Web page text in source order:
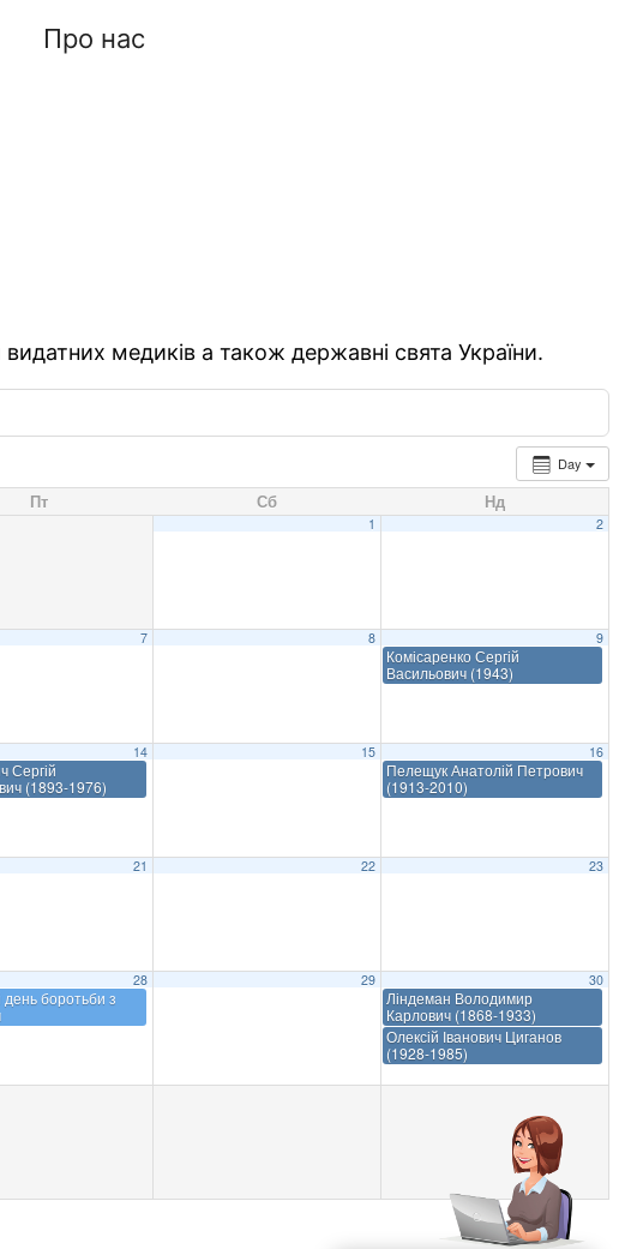
Про нас
медиків а також державні свята України.
Day
Пт Сб Нд
1 2
7 8 9
Комісаренко Сергій
Васильович (1943)
14
Сергій
(1893-1976)
15 16
Пелещук Анатолій Петрович
(1913-2010)
21 22 23
28
день боротьби з
29 30
Ліндеман Володимир
Карлович (1868-1933)
Олексій Іванович Циганов
(1928-1985)